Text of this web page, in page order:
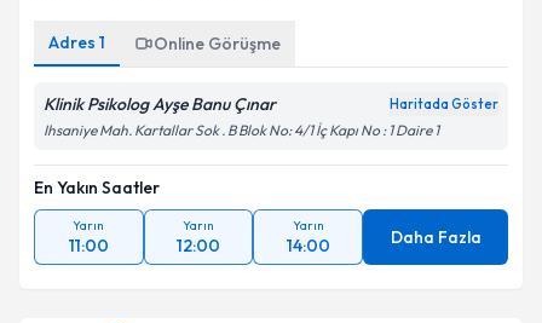
Adres 1 Online Görüşme
Klinik Psikolog Ayşe Banu Çınar Haritada Göster
Ihsaniye Mah. Kartallar Sok . B Blok No: 4/1 İç Kapı No : 1 Daire 1
En Yakın Saatler
Yarın
11:00
Yarın
12:00
Yarın
14:00 Daha Fazla